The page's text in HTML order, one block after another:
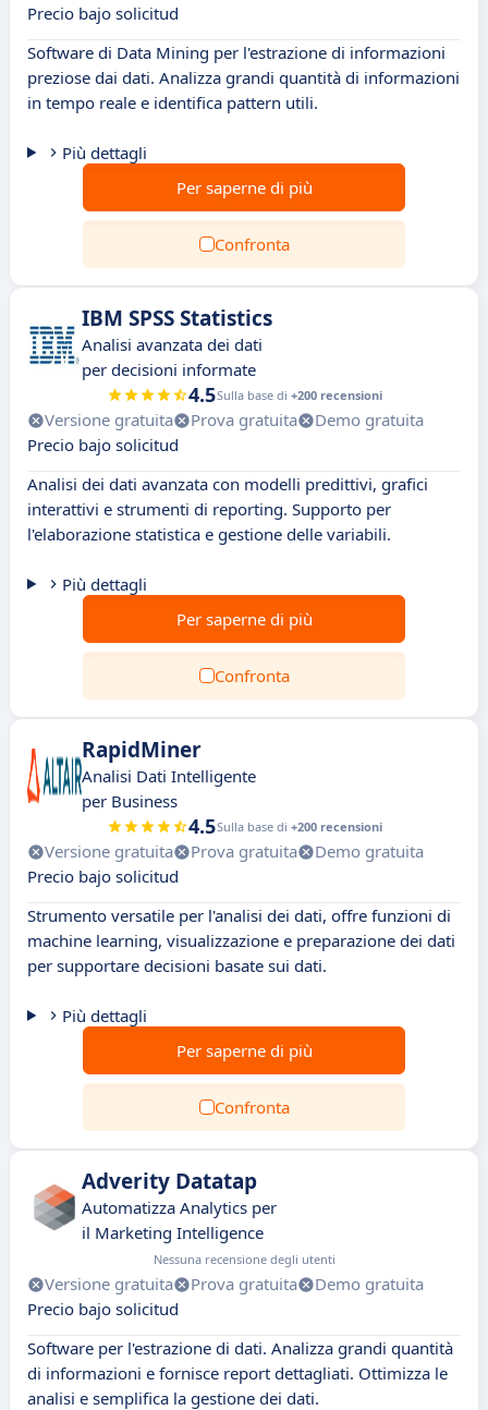
Precio bajo solicitud
Software di Data Mining per l'estrazione di informazioni
preziose dai dati. Analizza grandi quantità di informazioni
in tempo reale e identifica pattern utili.
Più dettagli
Per saperne di più
Confronta
IBM SPSS Statistics
Analisi avanzata dei dati
per decisioni informate
4.5Sulla base di +200 recensioni
Versione gratuita Prova gratuita
Demo gratuita
Precio bajo solicitud
Analisi dei dati avanzata con modelli predittivi, grafici
interattivi e strumenti di reporting. Supporto per
l'elaborazione statistica e gestione delle variabili.
Più dettagli
Per saperne di più
Confronta
RapidMiner
Analisi Dati Intelligente
per Business
4.5Sulla base di +200 recensioni
Versione gratuita Prova gratuita
Demo gratuita
Precio bajo solicitud
Strumento versatile per l'analisi dei dati, offre funzioni di
machine learning, visualizzazione e preparazione dei dati
per supportare decisioni basate sui dati.
Più dettagli
Per saperne di più
Confronta
Adverity Datatap
Automatizza Analytics per
il Marketing Intelligence
Nessuna recensione degli utenti
Versione gratuita Prova gratuita
Demo gratuita
Precio bajo solicitud
Software per l'estrazione di dati. Analizza grandi quantità
di informazioni e fornisce report dettagliati. Ottimizza le
analisi e semplifica la gestione dei dati.